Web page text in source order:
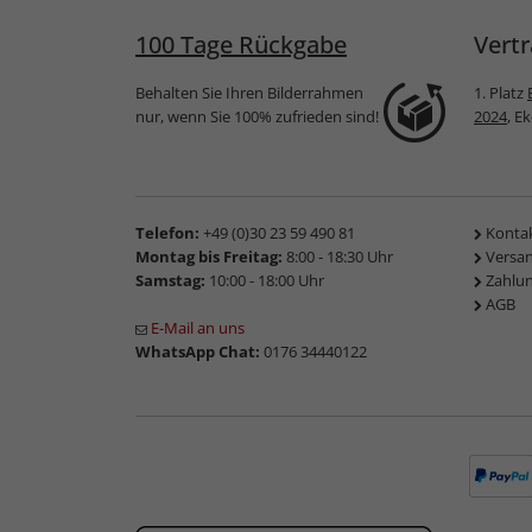
100 Tage Rückgabe
Behalten Sie Ihren Bilderrahmen
nur, wenn Sie 100% zufrieden sind!
1. Platz
2024,
Telefon: +49 (0)30 23 59 490 81
Montag bis Freitag: 8:00 - 18:30 Uhr
Samstag: 10:00 - 18:00 Uhr
E-Mail an uns
WhatsApp Chat: 0176 34440122
AGB